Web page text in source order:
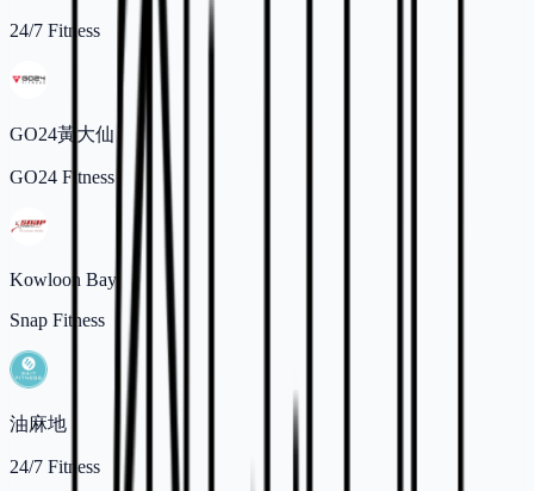
24/7 Fitness
GO24黃大仙
GO24 Fitness
Kowloon Bay
Snap Fitness
油麻地
24/7 Fitness